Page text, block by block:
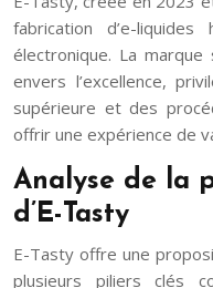
fabrication d’e-
électronique. La
envers l’excellence,
supérieure et des
offrir une expérience de
Analyse de la
d’E-Tasty
E-Tasty offre une
plusieurs piliers clés